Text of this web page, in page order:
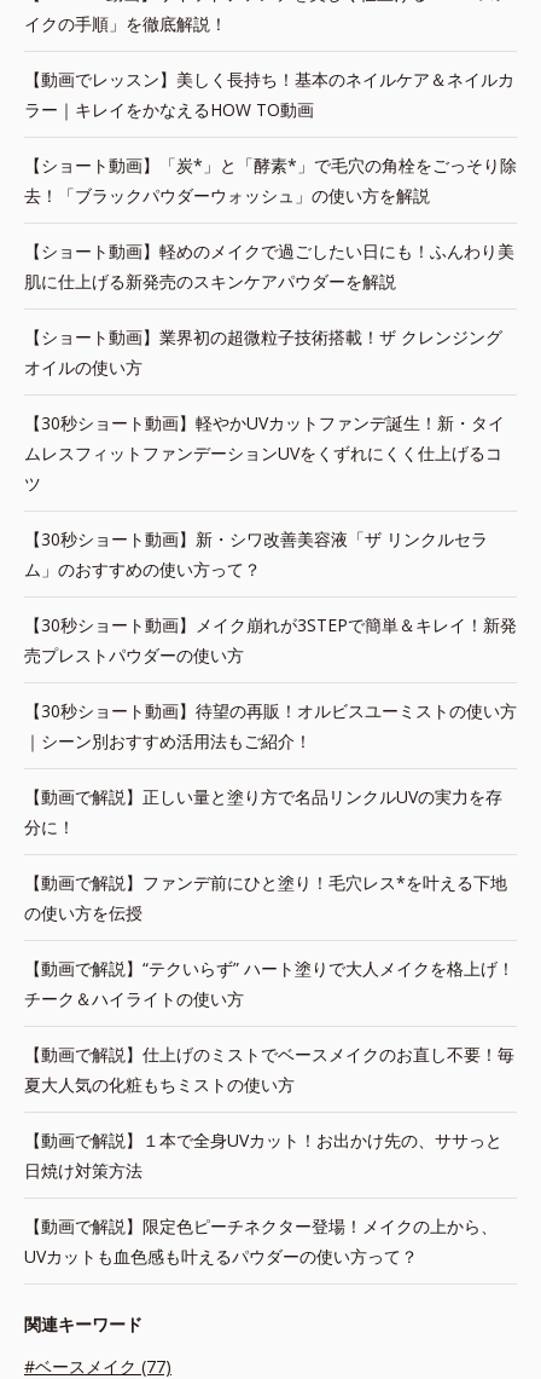
イクの手順」を徹底解説！
【動画でレッスン】美しく長持ち！基本のネイルケア＆ネイルカ
ラー｜キレイをかなえるHOW TO動画
【ショート動画】「炭*」と「酵素*」で毛穴の角栓をごっそり除
去！「ブラックパウダーウォッシュ」の使い方を解説
【ショート動画】軽めのメイクで過ごしたい日にも！ふんわり美
肌に仕上げる新発売のスキンケアパウダーを解説
【ショート動画】業界初の超微粒子技術搭載！ザ クレンジング
オイルの使い方
【30秒ショート動画】軽やかUVカットファンデ誕生！新・タイ
ムレスフィットファンデーションUVをくずれにくく仕上げるコ
ツ
【30秒ショート動画】新・シワ改善美容液「ザ リンクルセラ
ム」のおすすめの使い方って？
【30秒ショート動画】メイク崩れが3STEPで簡単＆キレイ！新発
売プレストパウダーの使い方
【30秒ショート動画】待望の再販！オルビスユーミストの使い方
｜シーン別おすすめ活用法もご紹介！
【動画で解説】正しい量と塗り方で名品リンクルUVの実力を存
分に！
【動画で解説】ファンデ前にひと塗り！毛穴レス*を叶える下地
の使い方を伝授
【動画で解説】“テクいらず” ハート塗りで大人メイクを格上げ！
チーク＆ハイライトの使い方
【動画で解説】仕上げのミストでベースメイクのお直し不要！毎
夏大人気の化粧もちミストの使い方
【動画で解説】１本で全身UVカット！お出かけ先の、ササっと
日焼け対策方法
【動画で解説】限定色ピーチネクター登場！メイクの上から、
UVカットも血色感も叶えるパウダーの使い方って？
関連キーワード
#ベースメイク (77)